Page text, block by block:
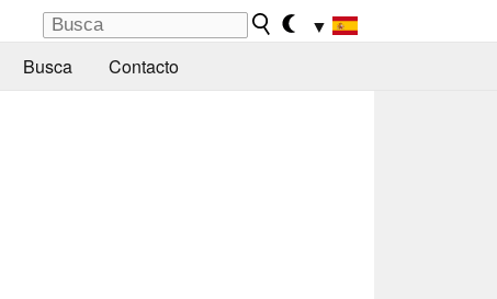
▼
Busca Contacto